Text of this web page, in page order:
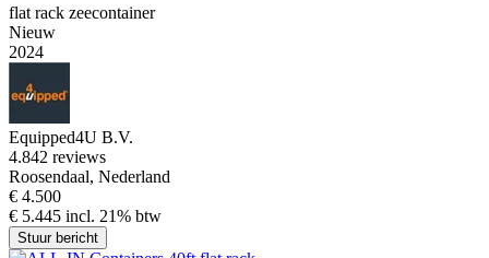
flat rack zeecontainer
Nieuw
2024
Equipped4U B.V.
4.842 reviews
Roosendaal, Nederland
€ 4.500
€ 5.445 incl. 21% btw
Stuur bericht